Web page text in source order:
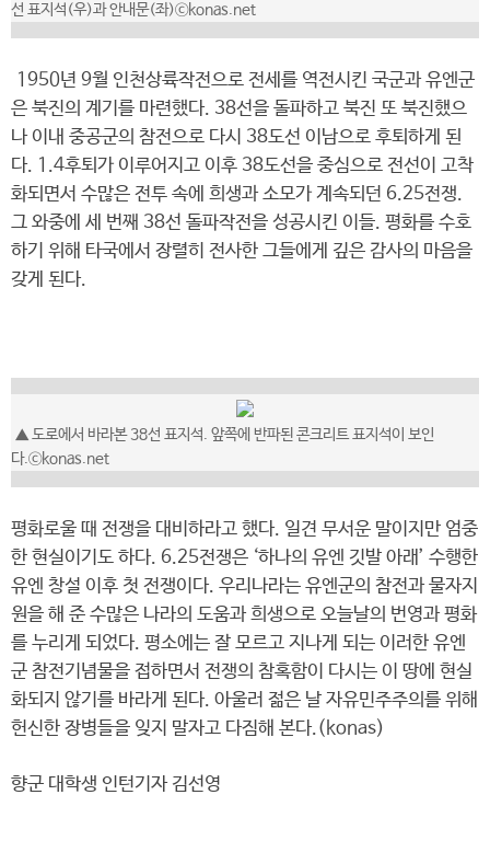
선 표지석(우)과 안내문(좌)ⓒkonas.net
1950년 9월 인천상륙작전으로 전세를 역전시킨 국군과 유엔군
은 북진의 계기를 마련했다. 38선을 돌파하고 북진 또 북진했으
나 이내 중공군의 참전으로 다시 38도선 이남으로 후퇴하게 된
다. 1.4후퇴가 이루어지고 이후 38도선을 중심으로 전선이 고착
화되면서 수많은 전투 속에 희생과 소모가 계속되던 6.25전쟁.
그 와중에 세 번째 38선 돌파작전을 성공시킨 이들. 평화를 수호
하기 위해 타국에서 장렬히 전사한 그들에게 깊은 감사의 마음을
갖게 된다.
▲ 도로에서 바라본 38선 표지석. 앞쪽에 반파된 콘크리트 표지석이 보인
다.ⓒkonas.net
평화로울 때 전쟁을 대비하라고 했다. 일견 무서운 말이지만 엄중
한 현실이기도 하다. 6.25전쟁은 ‘하나의 유엔 깃발 아래’ 수행한
유엔 창설 이후 첫 전쟁이다. 우리나라는 유엔군의 참전과 물자지
원을 해 준 수많은 나라의 도움과 희생으로 오늘날의 번영과 평화
를 누리게 되었다. 평소에는 잘 모르고 지나게 되는 이러한 유엔
군 참전기념물을 접하면서 전쟁의 참혹함이 다시는 이 땅에 현실
화되지 않기를 바라게 된다. 아울러 젊은 날 자유민주주의를 위해
헌신한 장병들을 잊지 말자고 다짐해 본다.(konas)
향군 대학생 인턴기자 김선영